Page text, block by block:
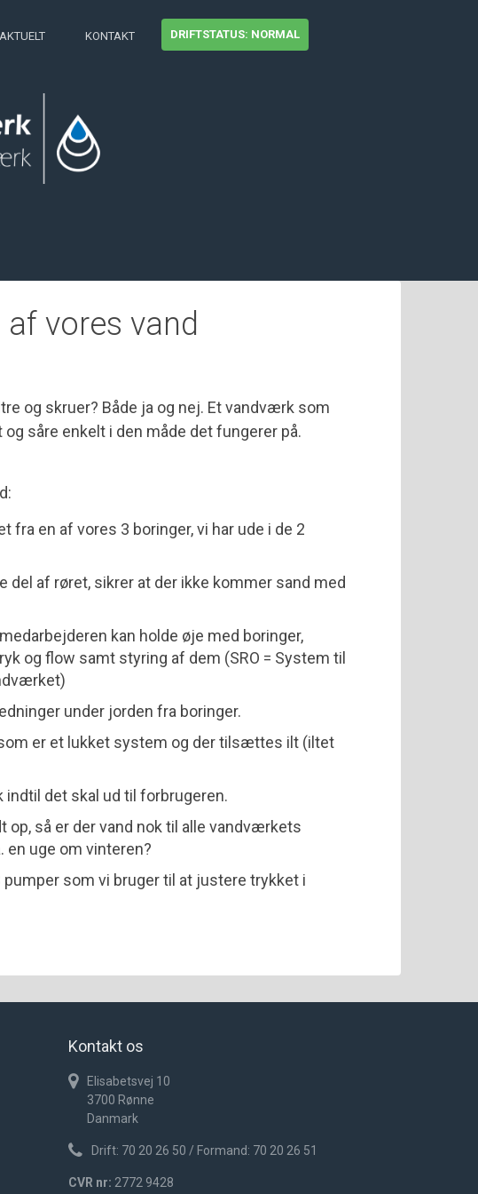
AKTUELT KONTAKT DRIFTSTATUS: NORMAL
vores vand
og skruer? Både ja og nej. Et vandværk som
såre enkelt i den måde det fungerer på.
fra en af vores 3 boringer, vi har ude i de 2
del af røret, sikrer at der ikke kommer sand med
kan holde øje med boringer,
og flow samt styring af dem (SRO = System til
under jorden fra boringer.
er et lukket system og der tilsættes ilt (iltet
indtil det skal ud til forbrugeren.
så er der vand nok til alle vandværkets
en uge om vinteren?
som vi bruger til at justere trykket i
Kontakt os
Elisabetsvej 10
3700 Rønne
Danmark
Drift: 70 20 26 50 / Formand: 70 20 26 51
CVR nr: 2772 9428